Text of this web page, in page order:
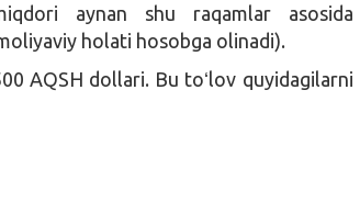
aynan shu raqamlar asosida
holati hosobga olinadi).
AQSH dollari. Bu toʻlov quyidagilarni